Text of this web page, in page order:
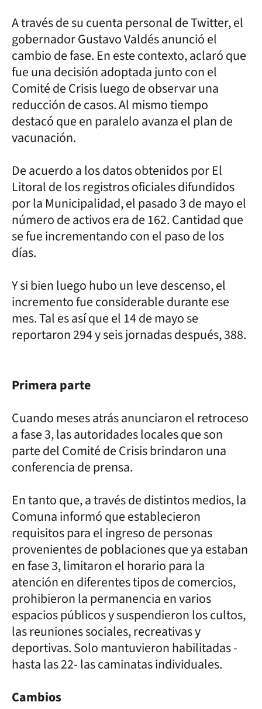
A través de su cuenta personal de Twitter, el
gobernador Gustavo Valdés anunció el
cambio de fase. En este contexto, aclaró que
fue una decisión adoptada junto con el
Comité de Crisis luego de observar una
reducción de casos. Al mismo tiempo
destacó que en paralelo avanza el plan de
vacunación.
De acuerdo a los datos obtenidos por El
Litoral de los registros oficiales difundidos
por la Municipalidad, el pasado 3 de mayo el
número de activos era de 162. Cantidad que
se fue incrementando con el paso de los
días.
Y si bien luego hubo un leve descenso, el
incremento fue considerable durante ese
mes. Tal es así que el 14 de mayo se
reportaron 294 y seis jornadas después, 388.
Primera parte
Cuando meses atrás anunciaron el retroceso
a fase 3, las autoridades locales que son
parte del Comité de Crisis brindaron una
conferencia de prensa.
En tanto que, a través de distintos medios, la
Comuna informó que establecieron
requisitos para el ingreso de personas
provenientes de poblaciones que ya estaban
en fase 3, limitaron el horario para la
atención en diferentes tipos de comercios,
prohibieron la permanencia en varios
espacios públicos y suspendieron los cultos,
las reuniones sociales, recreativas y
deportivas. Solo mantuvieron habilitadas -
hasta las 22- las caminatas individuales.
Cambios